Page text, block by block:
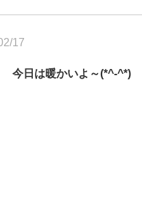
17
今日は暖かいよ～(*^-^*)